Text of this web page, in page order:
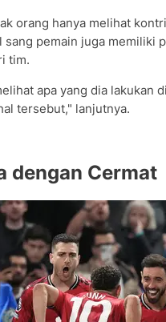
orang hanya melihat
sang pemain juga memiliki
tim.
apa yang dia lakukan
tersebut," lanjutnya.
dengan Cermat